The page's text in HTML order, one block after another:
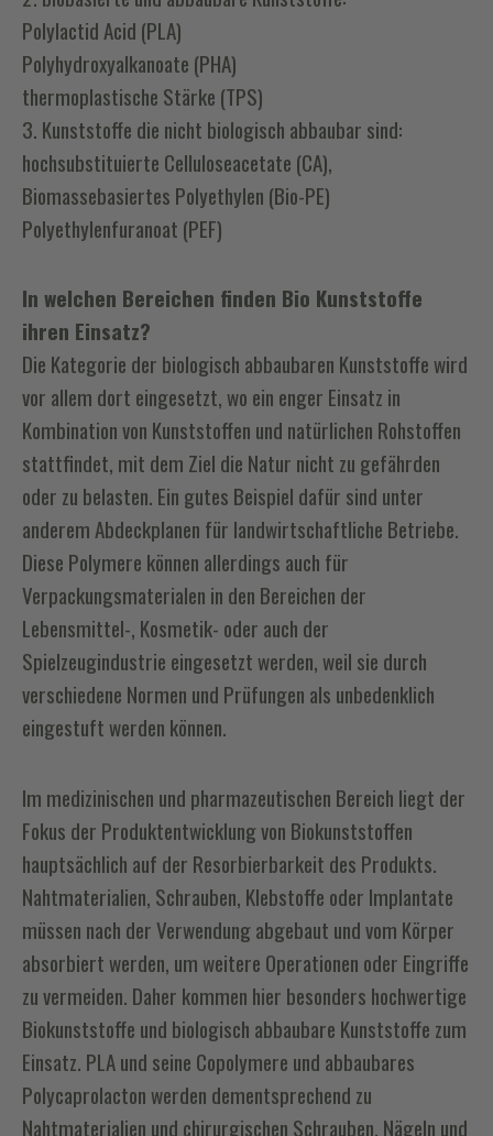
Polylactid Acid (PLA)
Polyhydroxyalkanoate (PHA)
thermoplastische Stärke (TPS)
3. Kunststoffe die nicht biologisch abbaubar sind:
hochsubstituierte Celluloseacetate (CA),
Biomassebasiertes Polyethylen (Bio-PE)
Polyethylenfuranoat (PEF)
In welchen Bereichen finden Bio Kunststoffe
ihren Einsatz?
Die Kategorie der biologisch abbaubaren Kunststoffe wird
vor allem dort eingesetzt, wo ein enger Einsatz in
Kombination von Kunststoffen und natürlichen Rohstoffen
stattfindet, mit dem Ziel die Natur nicht zu gefährden
oder zu belasten. Ein gutes Beispiel dafür sind unter
anderem Abdeckplanen für landwirtschaftliche Betriebe.
Diese Polymere können allerdings auch für
Verpackungsmaterialen in den Bereichen der
Lebensmittel-, Kosmetik- oder auch der
Spielzeugindustrie eingesetzt werden, weil sie durch
verschiedene Normen und Prüfungen als unbedenklich
eingestuft werden können.
Im medizinischen und pharmazeutischen Bereich liegt der
Fokus der Produktentwicklung von Biokunststoffen
hauptsächlich auf der Resorbierbarkeit des Produkts.
Nahtmaterialien, Schrauben, Klebstoffe oder Implantate
müssen nach der Verwendung abgebaut und vom Körper
absorbiert werden, um weitere Operationen oder Eingriffe
zu vermeiden. Daher kommen hier besonders hochwertige
Biokunststoffe und biologisch abbaubare Kunststoffe zum
Einsatz. PLA und seine Copolymere und abbaubares
Polycaprolacton werden dementsprechend zu
Nahtmaterialien und chirurgischen Schrauben, Nägeln und